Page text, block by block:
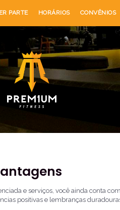
PARTE HORÁRIOS CONVÊNIOS
e serviços, você ainda conta
positivas e lembranças